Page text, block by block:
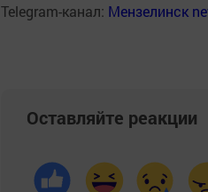
Telegram-канал: Мензелинск
Оставляйте реакции